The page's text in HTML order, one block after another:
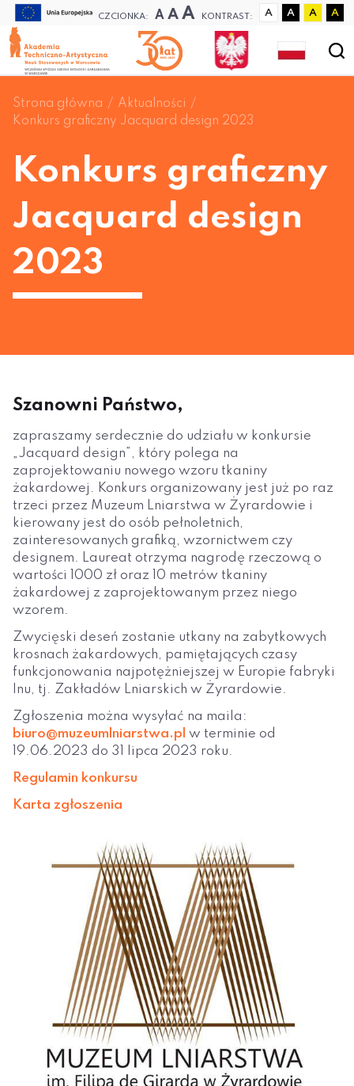
CZCIONKA: A A A KONTRAST: A A A A
Strona główna
Aktualności
Konkurs graficzny Jacquard design 2023
Konkurs graficzny
Jacquard design
2023
Szanowni Państwo,
zapraszamy serdecznie do udziału w konkursie
„Jacquard design”, który polega na
zaprojektowaniu nowego wzoru tkaniny
żakardowej. Konkurs organizowany jest już po raz
trzeci przez Muzeum Lniarstwa w Żyrardowie i
kierowany jest do osób pełnoletnich,
zainteresowanych grafiką, wzornictwem czy
designem. Laureat otrzyma nagrodę rzeczową o
wartości 1000 zł oraz 10 metrów tkaniny
żakardowej z zaprojektowanym przez niego
wzorem.
Zwycięski deseń zostanie utkany na zabytkowych
krosnach żakardowych, pamiętających czasy
funkcjonowania najpotężniejszej w Europie fabryki
lnu, tj. Zakładów Lniarskich w Żyrardowie.
Zgłoszenia można wysyłać na maila:
biuro@muzeumlniarstwa.pl w terminie od
19.06.2023 do 31 lipca 2023 roku.
Regulamin konkursu
Karta zgłoszenia